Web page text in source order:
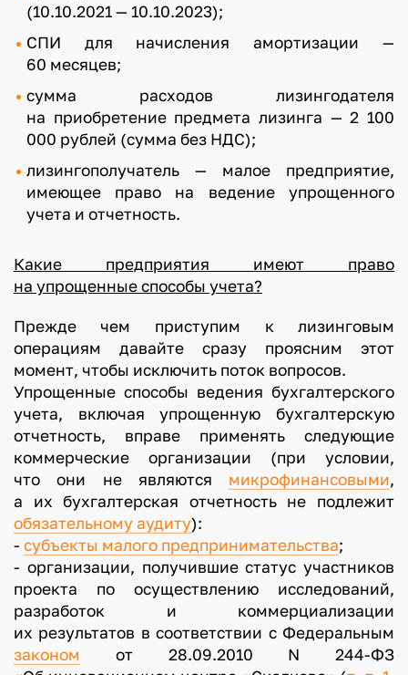
(10.10.2021 — 10.10.2023);
СПИ для начисления амортизации —
60 месяцев;
сумма расходов лизингодателя
на приобретение предмета лизинга — 2 100
000 рублей (сумма без НДС);
лизингополучатель — малое предприятие,
имеющее право на ведение упрощенного
учета и отчетность.
Какие предприятия имеют право
на упрощенные способы учета?
Прежде чем приступим к лизинговым
операциям давайте сразу проясним этот
момент, чтобы исключить поток вопросов.
Упрощенные способы ведения бухгалтерского
учета, включая упрощенную бухгалтерскую
отчетность, вправе применять следующие
коммерческие организации (при условии,
что они не являются микрофинансовыми,
а их бухгалтерская отчетность не подлежит
обязательному аудиту):
- субъекты малого предпринимательства;
- организации, получившие статус участников
проекта по осуществлению исследований,
разработок и коммерциализации
их результатов в соответствии с Федеральным
законом от 28.09.2010 N 244-ФЗ